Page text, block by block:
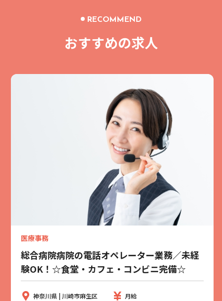
RECOMMEND
おすすめの求人
医療事務
総合病院病院の電話オペレーター業務／未経
験OK！☆食堂・カフェ・コンビニ完備☆
神奈川県 | 川崎市麻生区
月給